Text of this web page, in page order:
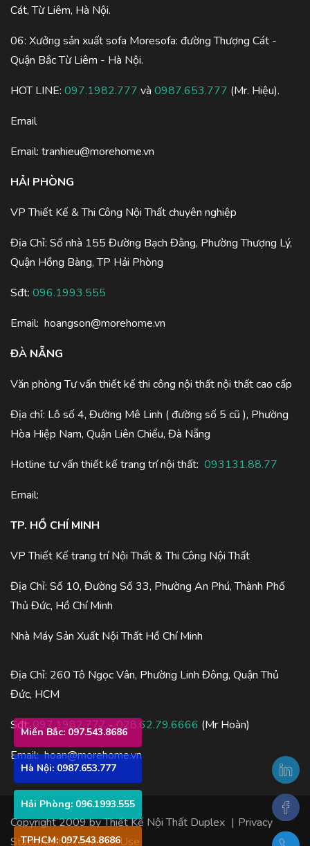
Miền Bắc: 097.543.8686
Hà Nội: 0987.653.777
Hải Phòng: 096.1993.555
TPHCM: 097.543.8686
Cát, Từ Liêm, Hà Nội.
06: Xưởng sản xuất sofa Moresofa: đường Thượng Cát -
Quận Bắc Từ Liêm - Hà Nội.
HOT LINE: 097.1982.777 và 0987.653.777 (Mr. Hiệu).
Email
Email: tranhieu@morehome.vn
HẢI PHÒNG
VP Thiết Kế & Thi Công Nội Thất chuyên nghiệp
Địa Chỉ: Số nhà 155 Đường Bạch Đằng, Phường Thượng Lý,
Quận Hồng Bàng, TP Hải Phòng
Sđt: 096.1993.555
Email: hoangson@morehome.vn
ĐÀ NẴNG
Văn phòng Tư vấn thiết kế thi công nội thất nội thất cao cấp
Địa chỉ: Lô số 4, Đường Mê Linh ( đường số 5 cũ ), Phường
Hòa Hiệp Nam, Quận Liên Chiểu, Đà Nẵng
Hotline tư vấn thiết kế trang trí nội thất: 093131.88.77
Email:
TP. HỒ CHÍ MINH
VP Thiết Kế trang trí Nội Thất & Thi Công Nội Thất
Địa Chỉ: Số 10, Đường Số 33, Phường An Phú, Thành Phố
Thủ Đức, Hồ Chí Minh
Nhà Máy Sản Xuất Nội Thất Hồ Chí Minh
Địa Chỉ: 260 Tô Ngọc Vân, Phường Linh Đông, Quận Thủ
Đức, HCM
Sđt:097.1982.777-028.62.79.6666 (Mr Hoàn)
Email:hoan@morehome.vn
Copyright 2009 byThiết Kế Nội Thất Duplex | Privacy
Statement | Terms Of Use